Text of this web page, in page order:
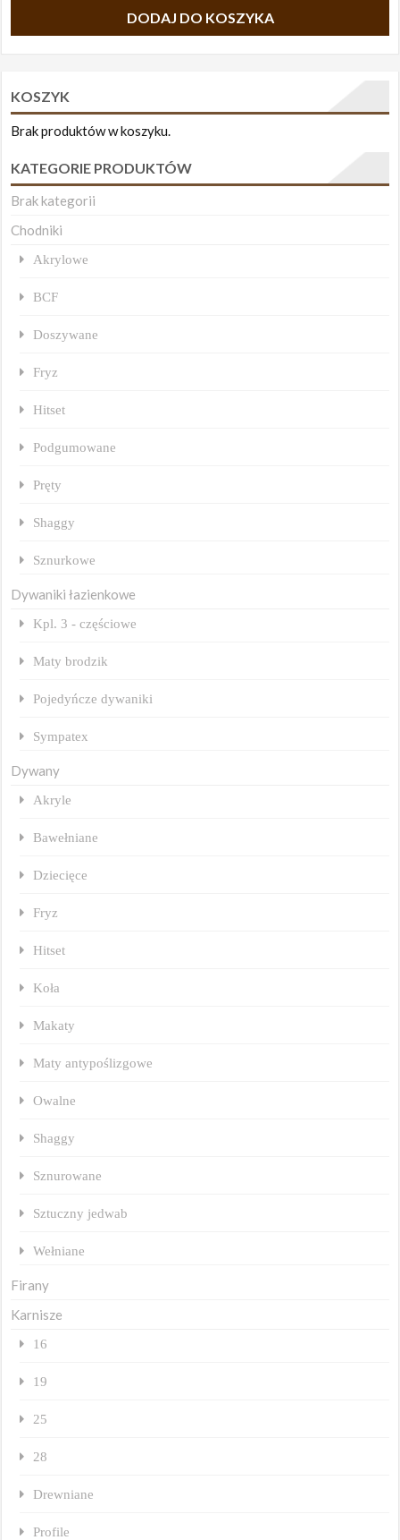
DODAJ DO KOSZYKA
KOSZYK
Brak produktów w koszyku.
KATEGORIE PRODUKTÓW
Brak kategorii
Chodniki
Akrylowe
BCF
Doszywane
Fryz
Hitset
Podgumowane
Pręty
Shaggy
Sznurkowe
Dywaniki łazienkowe
Kpl. 3 - częściowe
Maty brodzik
Pojedyńcze dywaniki
Sympatex
Dywany
Akryle
Bawełniane
Dziecięce
Fryz
Hitset
Koła
Makaty
Maty antypoślizgowe
Owalne
Shaggy
Sznurowane
Sztuczny jedwab
Wełniane
Firany
Karnisze
16
19
25
28
Drewniane
Profile